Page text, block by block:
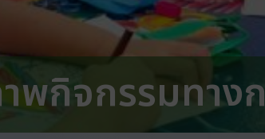
พกิจกรรมทาง